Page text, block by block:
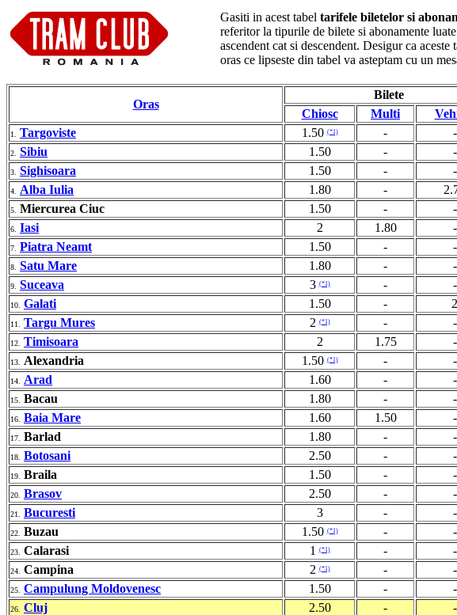
Gasiti in acest tabel tarifele biletelor si
referitor la tipurile de bilete si abonamente
ascendent cat si descendent. Desigur ca
oras ce lipseste din tabel va asteptam cu un
Oras
Bilete
Chiosc Multi
1. Targoviste 1.50(*1) - -
2. Sibiu 1.50 - -
3. Sighisoara 1.50 - -
4. Alba Iulia 1.80 -
5. Miercurea Ciuc 1.50 - -
6. Iasi 2 1.80 -
7. Piatra Neamt 1.50 - -
8. Satu Mare 1.80 - -
9. Suceava 3(*1) - -
10. Galati 1.50 - 2
11. Targu Mures 2(*1) - -
12. Timisoara 2 1.75 -
13. Alexandria 1.50(*1) - -
14. Arad 1.60 - -
15. Bacau 1.80 - -
16. Baia Mare 1.60 1.50 -
17. Barlad 1.80 - -
18. Botosani 2.50 - -
19. Braila 1.50 - -
20. Brasov 2.50 - -
21. Bucuresti 3 - -
22. Buzau 1.50(*1) - -
23. Calarasi 1(*1) - -
24. Campina 2(*1) - -
25. Campulung Moldovenesc 1.50 - -
26. Cluj 2.50 - -